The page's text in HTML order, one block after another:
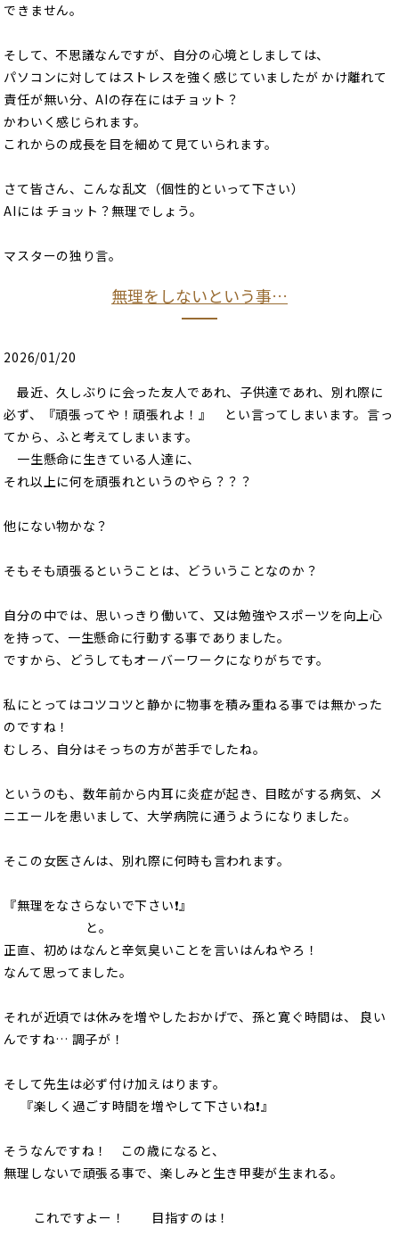
できません。
そして、不思議なんですが、自分の心境としましては、
パソコンに対してはストレスを強く感じていましたが かけ離れて
責任が無い分、AIの存在にはチョット？
かわいく感じられます。
これからの成長を目を細めて見ていられます。
さて皆さん、こんな乱文（個性的といって下さい）
AIには チョット？無理でしょう。
マスターの独り言。
無理をしないという事…
2026/01/20
最近、久しぶりに会った友人であれ、子供達であれ、別れ際に
必ず、『頑張ってや！頑張れよ！』 とい言ってしまいます。言っ
てから、ふと考えてしまいます。
一生懸命に生きている人達に、
それ以上に何を頑張れというのやら？？？
他にない物かな？
そもそも頑張るということは、どういうことなのか？
自分の中では、思いっきり働いて、又は勉強やスポーツを向上心
を持って、一生懸命に行動する事でありました。
ですから、どうしてもオーバーワークになりがちです。
私にとってはコツコツと静かに物事を積み重ねる事では無かった
のですね！
むしろ、自分はそっちの方が苦手でしたね。
というのも、数年前から内耳に炎症が起き、目眩がする病気、メ
ニエールを患いまして、大学病院に通うようになりました。
そこの女医さんは、別れ際に何時も言われます。
『無理をなさらないで下さい❗️』
と。
正直、初めはなんと辛気臭いことを言いはんねやろ！
なんて思ってました。
それが近頃では休みを増やしたおかげで、孫と寛ぐ時間は、 良い
んですね… 調子が！
そして先生は必ず付け加えはります。
『楽しく過ごす時間を増やして下さいね❗』
そうなんですね！ この歳になると、
無理しないで頑張る事で、楽しみと生き甲斐が生まれる。
これですよー！ 目指すのは！